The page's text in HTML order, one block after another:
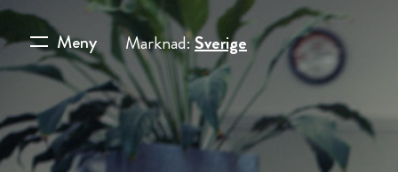
Meny Marknad:Sverige